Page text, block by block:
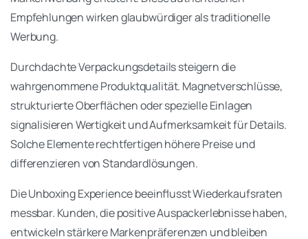
Empfehlungen wirken glaubwürdiger als traditionelle
Werbung.
Durchdachte Verpackungsdetails steigern die
wahrgenommene Produktqualität. Magnetverschlüsse,
strukturierte Oberflächen oder spezielle Einlagen
signalisieren Wertigkeit und Aufmerksamkeit für Details.
Solche Elemente rechtfertigen höhere Preise und
differenzieren von Standardlösungen.
Die Unboxing Experience beeinflusst Wiederkaufsraten
messbar. Kunden, die positive Auspackerlebnisse haben,
entwickeln stärkere Markenpräferenzen und bleiben